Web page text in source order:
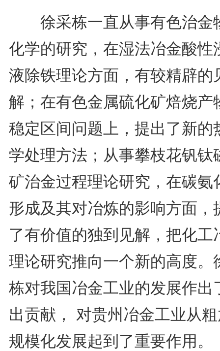
徐采栋一直从事有色治金
化学的研究，在湿法冶金酸性
液除铁理论方面，有较精辟的
解；在有色金属硫化矿焙烧产
稳定区间问题上，提出了新的
学处理方法；从事攀枝花钒钛
矿治金过程理论研究，在碳氨
形成及其对冶炼的影响方面，
了有价值的独到见解，把化工
理论研究推向一个新的高度。
栋对我国冶金工业的发展作出
出贡献， 对贵州冶金工业从
规模化发展起到了重要作用。